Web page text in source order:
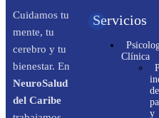
Cuidamos tu
mente, tu
cerebro y tu
bienestar. En
NeuroSalud
del Caribe
Servicios
Clínica
de
y